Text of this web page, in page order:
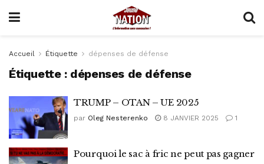
Accueil Étiquette dépenses de défense
Étiquette : dépenses de défense
TRUMP – OTAN – UE 2025
par Oleg Nesterenko 8 JANVIER 2025 1
Pourquoi le sac à fric ne peut pas gagner